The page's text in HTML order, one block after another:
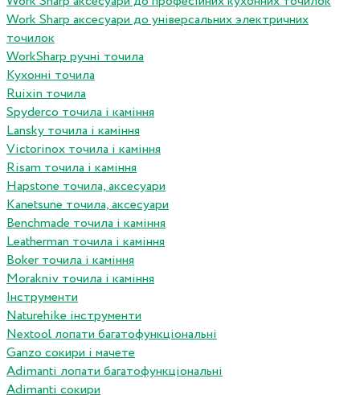
Work Sharp аксесуари до унiверсальних электричних
точилок
WorkSharp ручні точила
Кухонні точила
Ruixin точила
Spyderco точила і каміння
Lansky точила і каміння
Victorinox точила і каміння
Risam точила і каміння
Hapstone точила, аксесуари
Kanetsune точила, аксесуари
Benchmade точила і каміння
Leatherman точила і каміння
Boker точила і каміння
Morakniv точила і каміння
Інструменти
Naturehike інструменти
Nextool лопати багатофункціональні
Ganzo сокири і мачете
Adimanti лопати багатофункціональні
Adimanti сокири